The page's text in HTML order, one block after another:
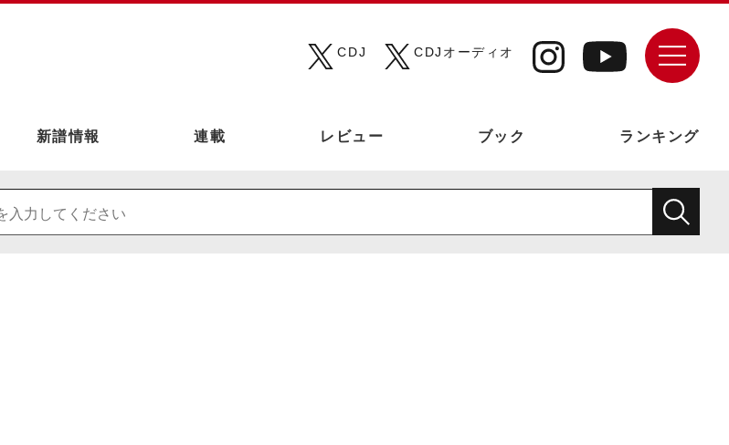
CDJ
CDJオーディオ
新譜情報 連載 レビュー ブック ランキング